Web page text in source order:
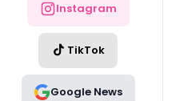
Instagram
TikTok
Google News